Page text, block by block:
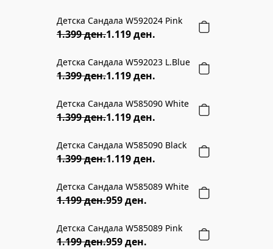
20% ПОПУСТ
Детска Сандала W592024 Pink
1.399 ден.1.119 ден.
20% ПОПУСТ
Детска Сандала W592023 L.Blue
1.399 ден.1.119 ден.
20% ПОПУСТ
Детска Сандала W585090 White
1.399 ден.1.119 ден.
20% ПОПУСТ
Детска Сандала W585090 Black
1.399 ден.1.119 ден.
20% ПОПУСТ
Детска Сандала W585089 White
1.199 ден.959 ден.
20% ПОПУСТ
Детска Сандала W585089 Pink
1.199 ден.959 ден.